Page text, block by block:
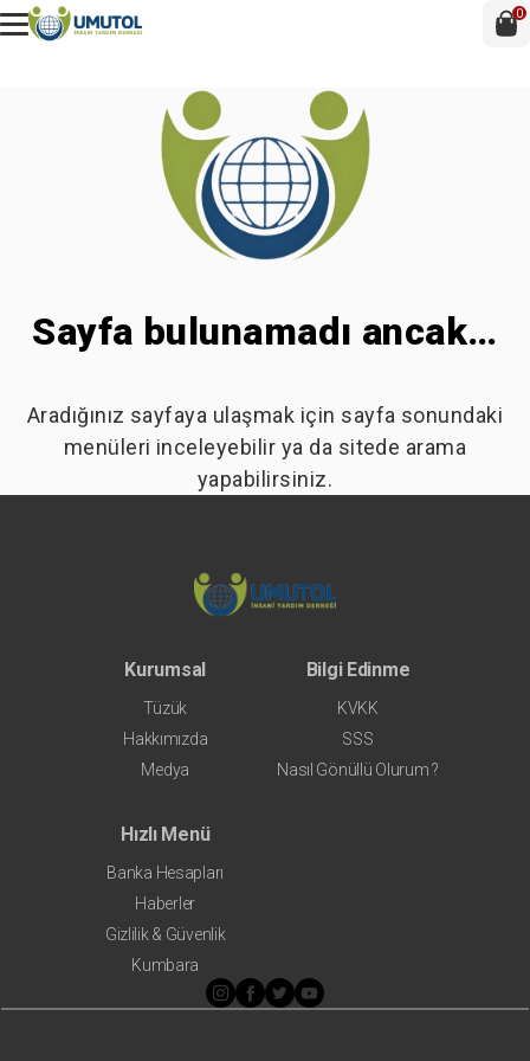
0
Sayfa bulunamadı ancak…
Aradığınız sayfaya ulaşmak için sayfa sonundaki
menüleri inceleyebilir ya da sitede arama
yapabilirsiniz.
Kurumsal
Tüzük
Hakkımızda
Medya
Bilgi Edinme
KVKK
SSS
Nasıl Gönüllü Olurum ?
Hızlı Menü
Banka Hesapları
Haberler
Gizlilik & Güvenlik
Kumbara